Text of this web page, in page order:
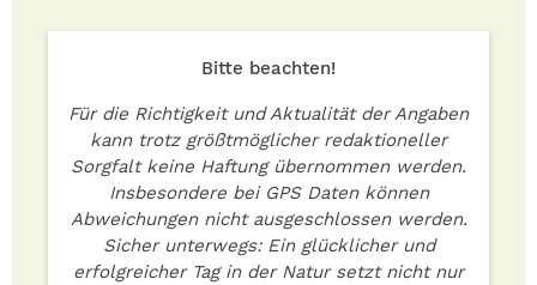
Bitte beachten!
Für die Richtigkeit und Aktualität der Angaben
kann trotz größtmöglicher redaktioneller
Sorgfalt keine Haftung übernommen werden.
Insbesondere bei GPS Daten können
Abweichungen nicht ausgeschlossen werden.
Sicher unterwegs: Ein glücklicher und
erfolgreicher Tag in der Natur setzt nicht nur